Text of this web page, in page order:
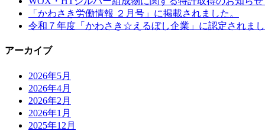
「かわさき労働情報 ２月号」に掲載されました。
令和７年度「かわさき☆えるぼし企業」に認定されま
アーカイブ
2026年5月
2026年4月
2026年2月
2026年1月
2025年12月